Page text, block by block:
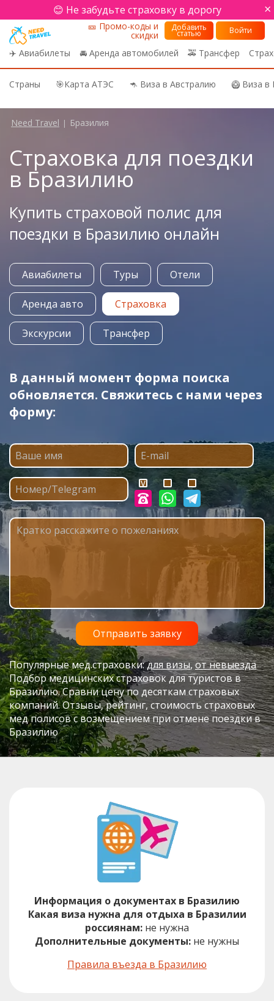
😊 Не забудьте страховку в дорогу ×
✈️ Авиабилеты 🚘 Аренда автомобилей 🚕 Трансфер
🎫 Промо-коды и
скидки
Добавить
статью Войти
Страны 🎯Карта АТЭС 🦘 Виза в Австралию 🥝 Виза
Need Travel | Бразилия
Страховка для поездки
в Бразилию
Купить страховой полис для
поездки в Бразилию онлайн
Авиабилеты Туры Отели
Аренда авто Страховка
Экскурсии Трансфер
В данный момент форма поиска
обновляется. Свяжитесь с нами через
форму:
Популярные мед.страховки:для визы,от невыезда
Подбор медицинских страховок для туристов в
Бразилию. Сравни цену по десяткам страховых
компаний. Отзывы, рейтинг, стоимость страховых
мед полисов с возмещением при отмене поездки в
Бразилию
Информация о документах в Бразилию
Какая виза нужна для отдыха в Бразилии
россиянам: не нужна
Дополнительные документы: не нужны
Правила въезда в Бразилию